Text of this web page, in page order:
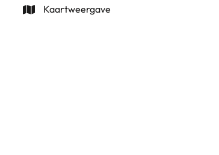
Kaartweergave